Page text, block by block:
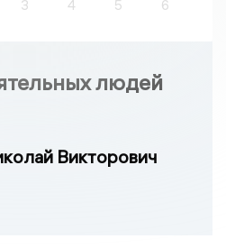
3 4 5 6
людей
Викторович